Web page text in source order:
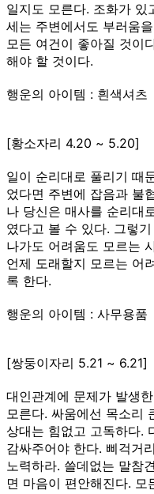
일지도 모른다. 조화가 있
세는 주변에서도 부러움
모든 여건이 좋아질 것이
해야 할 것이다.
행운의 아이템 : 흰색셔츠
[황소자리 4.20 ~ 5.20]
일이 순리대로 풀리기 때
었다면 주변에 잡음과 불
나 당신은 매사를 순리대
였다고 볼 수 있다. 그렇
나가도 어려움도 모르는
언제 도래할지 모르는 어
록 한다.
행운의 아이템 : 사무용품
[쌍둥이자리 5.21 ~ 6.21]
대인관계에 문제가 발생
모른다. 싸움에선 목소리
상대는 힘없고 고독하다.
감싸주어야 한다. 삐걱거
노력하라. 쓸데없는 말참
면 마음이 편안해진다.